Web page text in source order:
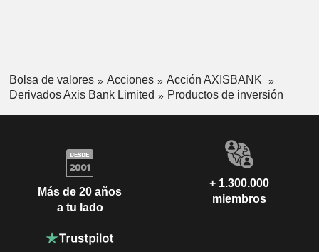
Bolsa de valores Acciones
Acción AXISBANK
Derivados Axis Bank Limited
Productos de inversión
Más de 20 años
a tu lado
+ 1.300.000
miembros